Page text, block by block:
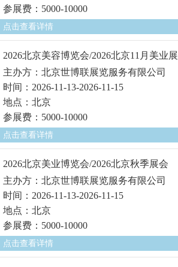
参展费：5000-10000
点击查看详情
2026北京美容博览会/2026北京11月美业展
主办方：北京世博联展览服务有限公司
时间：2026-11-13-2026-11-15
地点：北京
参展费：5000-10000
点击查看详情
2026北京美业博览会/2026北京秋季展会
主办方：北京世博联展览服务有限公司
时间：2026-11-13-2026-11-15
地点：北京
参展费：5000-10000
点击查看详情